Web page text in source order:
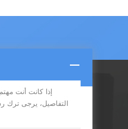
إذا كانت أنت
التفاصيل، يرجى ترك